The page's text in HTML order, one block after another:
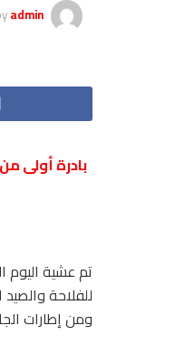
admin
بادرة أولى
للفلاحة
ومن إطارات